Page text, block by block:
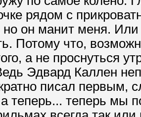
рядом с
но он манит меня.
Потому что,
а не проснуться
Эдвард Каллен
писал первым,
теперь... теперь мы